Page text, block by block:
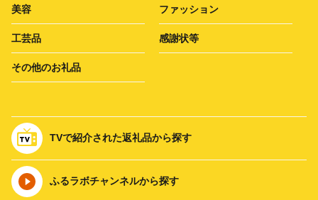
美容 ファッション
工芸品 感謝状等
その他のお礼品
TVで紹介された返礼品から探す
ふるラボチャンネルから探す